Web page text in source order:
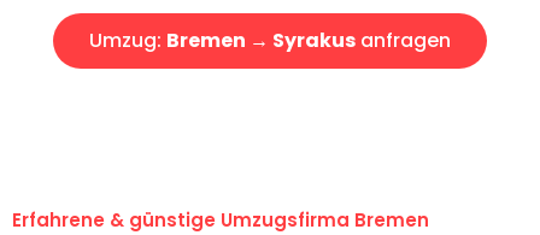
Umzug: Bremen → Syrakus anfragen
Erfahrene & günstige Umzugsfirma Bremen